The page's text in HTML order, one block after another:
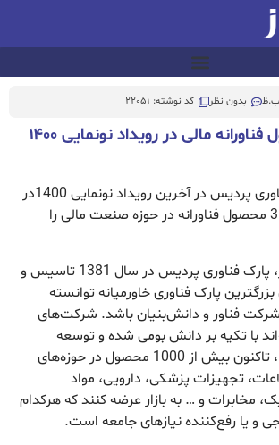
بدون نظر کد نوشته: 22051
ریال نیوز : پارک فناوری پردیس در آخرین رویداد نونمایی 1400در
تاریخ 8 اسفند ماه 3 محصول فناورانه در حوزه صنعت مالی را
به گزارش ریال نیوز، پارک فناوری پردیس در سال 1381 تاسیس و
پارک فناوری خاورمیانه توانسته
است میزبان 400 شرکت فناور و دانش‌بنیان باشد. شرکت‌های
با تکیه بر دانش بومی شده و توسعه
فناوری‌های روز دنیا، تاکنون بیش از 1000 محصول در حوزه‌های
تجهیزات پزشکی، دارویی، مواد
مخابرات و … به بازار عرضه کنند که هرکدام
و یا رفع‌کننده نیازهای جامعه است.